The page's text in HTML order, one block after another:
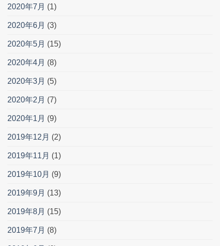
2020年7月 (1)
2020年6月 (3)
2020年5月 (15)
2020年4月 (8)
2020年3月 (5)
2020年2月 (7)
2020年1月 (9)
2019年12月 (2)
2019年11月 (1)
2019年10月 (9)
2019年9月 (13)
2019年8月 (15)
2019年7月 (8)